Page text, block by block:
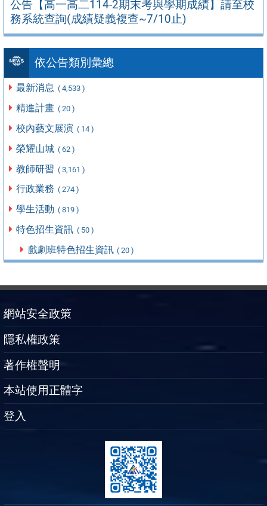
公告【高一高二114-2期末考與學期成績】請至校
務系統查詢(成績疑義複查~7/10止)
依公告類別彙總
最新消息 ( 4,533 )
精進計畫 ( 20 )
校內藝文展演 ( 14 )
榮耀山城 ( 62 )
教師研習 ( 3,161 )
行政業務 ( 274 )
學生活動 ( 819 )
特色招生資訊 ( 50 )
戲劇班特色招生資訊 ( 20 )
網站安全政策
隱私權政策
著作權聲明
本站使用正體字
登入